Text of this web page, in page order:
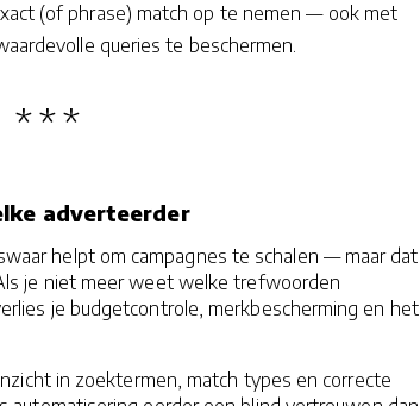
(of phrase) match op te nemen — ook met
queries te beschermen.
adverteerder
helpt om campagnes te schalen — maar dat
je niet meer weet welke trefwoorden
je budgetcontrole, merkbescherming en het
in zoektermen, match types en correcte